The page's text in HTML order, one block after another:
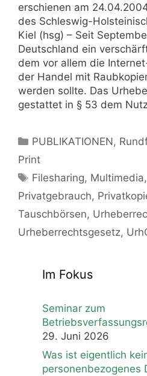
erschienen am
des Schleswig-
Kiel (hsg) – Seit
Deutschland ein
dem vor allem die
der Handel mit
werden sollte. Das
gestattet in § 53 dem
Kategorien
PUBLIKATIONEN,
Print
Schlagwörter
Filesharing, Multimedia,
Privatgebrauch,
Tauschbörsen,
Urheberrechtsgesetz,
Im Fokus
Seminar zum
29. Juni 2026
Was ist eigentlich
personenbezogenes